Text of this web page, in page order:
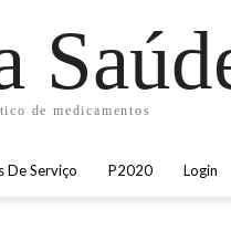
de medicamentos
De Serviço P2020 Login